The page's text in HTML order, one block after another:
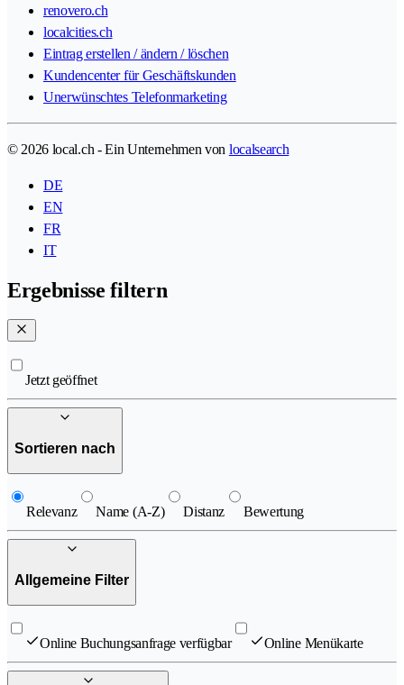
renovero.ch
localcities.ch
Eintrag erstellen / ändern / löschen
Kundencenter für Geschäftskunden
Unerwünschtes Telefonmarketing
© 2026 local.ch - Ein Unternehmen von localsearch
DE
EN
FR
IT
Ergebnisse filtern
Jetzt geöffnet
Sortieren nach
Relevanz Name (A-Z) Distanz Bewertung
Allgemeine Filter
Online Buchungsanfrage verfügbar Online Menükarte